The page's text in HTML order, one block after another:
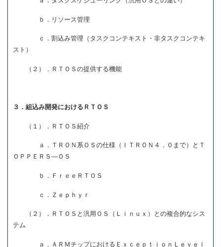
ｂ．リソース管理
ｃ．割込み管理（タスクコンテキスト・非タスクコンテキ
スト）
（２）．ＲＴＯＳの提供する機能
３．組込み開発におけるＲＴＯＳ
（１）．ＲＴＯＳ紹介
ａ．ＴＲＯＮ系ＯＳの仕様（ＩＴＲＯＮ４．０まで）とＴ
ＯＰＰＥＲＳ―ＯＳ
ｂ．ＦｒｅｅＲＴＯＳ
ｃ．Ｚｅｐｈｙｒ
（２）．ＲＴＯＳと汎用ＯＳ（Ｌｉｎｕｘ）との複合的なシス
テム
ａ．ＡＲＭチップにおけるＥｘｃｅｐｔｉｏｎＬｅｖｅｌ